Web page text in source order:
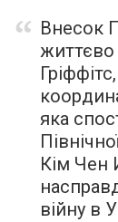
Внесок
яка
Кім Чен
війну в